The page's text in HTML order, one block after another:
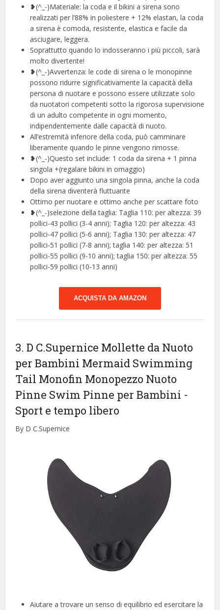
❥(^_-)Materiale: la coda e il bikini a sirena sono
realizzati per l’88% in poliestere + 12% elastan, la coda
a sirena è comoda, resistente, elastica e facile da
asciugare, leggera.
Soprattutto quando lo indosseranno i più piccoli, sarà
molto divertente!
❥(^_-)Avvertenza: le code di sirena o le monopinne
possono ridurre significativamente la capacità della
persona di nuotare e possono essere utilizzate solo
da nuotatori competenti sotto la rigorosa supervisione
di un adulto competente in ogni momento,
indipendentemente dalle capacità di nuoto.
All’estremità inferiore della coda, può camminare
liberamente quando le pinne vengono rimosse.
❥(^_-)Questo set include: 1 coda da sirena + 1 pinna
singola +(regalare bikini in omaggio)
Dopo aver aggiunto una singola pinna, anche la coda
della sirena diventerà fluttuante
Ottimo per nuotare e ottimo anche per scattare foto
❥(^_-)selezione della taglia: Taglia 110: per altezza: 39
pollici-43 pollici (3-4 anni); Taglia 120: per altezza: 43
pollici-47 pollici (5-6 anni); Taglia 130: per altezza: 47
pollici-51 pollici (7-8 anni); taglia 140: per altezza: 51
pollici-55 pollici (9-10 anni); taglia 150: per altezza: 55
pollici-59 pollici (10-13 anni)
ACQUISTA DA AMAZON
3. D C.Supernice Mollette da Nuoto
per Bambini Mermaid Swimming
Tail Monofin Monopezzo Nuoto
Pinne Swim Pinne per Bambini -
Sport e tempo libero
By D C.Supernice
Aiutare a trovare un senso di equilibrio ed esercitare la